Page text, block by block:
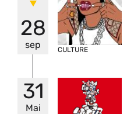
28
sep CULTURE
31
Mai
Vignette